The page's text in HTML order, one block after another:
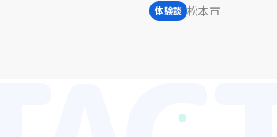
体験談 松本市